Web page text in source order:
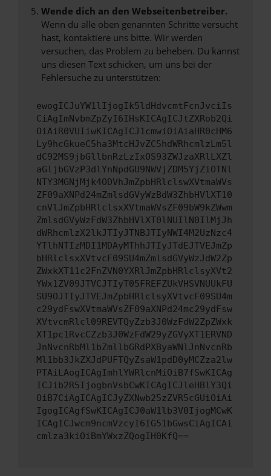
Wende dich an den Webseitenbetreiber.
Wenn du alle oben genannten Schritte versucht
hast, kontaktiere uns bitte. Wir werden
versuchen, das Problem zu beheben. Du kannst
uns diesen Text schicken, um uns bei der
Fehlersuche zu unterstützen:
ewogICJuYW1lIjogIk5ldHdvcmtFcnJvciIs
CiAgImNvbmZpZyI6IHsKICAgICJtZXRob2Qi
OiAiR0VUIiwKICAgICJ1cmwiOiAiaHR0cHM6
Ly9hcGkueC5ha3MtcHJvZC5hdWRhcmlzLm5l
dC92MS9jbGllbnRzLzIxOS93ZWJzaXRlLXZl
aGljbGVzP3dlYnNpdGU9NWVjZDM5YjZiOTNl
NTY3MGNjMjk4ODVhJmZpbHRlclswXVtmaWVs
ZF09aXNPd24mZmlsdGVyWzBdW3ZhbHVlXT10
cnVlJmZpbHRlclsxXVtmaWVsZF09bW9kZWwm
ZmlsdGVyWzFdW3ZhbHVlXT0lNUIlN0IlMjJh
dWRhcmlzX2lkJTIyJTNBJTIyNWI4M2UzNzc4
YTlhNTIzMDI1MDAyMThhJTIyJTdEJTVEJmZp
bHRlclsxXVtvcF09SU4mZmlsdGVyWzJdW2Zp
ZWxkXT11c2FnZVN0YXRlJmZpbHRlclsyXVt2
YWx1ZV09JTVCJTIyT05FREFZUkVHSVNUUkFU
SU9OJTIyJTVEJmZpbHRlclsyXVtvcF09SU4m
c29ydFswXVtmaWVsZF09aXNPd24mc29ydFsw
XVtvcmRlcl09REVTQyZzb3J0WzFdW2ZpZWxk
XT1pc1RvcCZzb3J0WzFdW29yZGVyXT1ERVND
JnNvcnRbMl1bZmllbGRdPXByaWNlJnNvcnRb
Ml1bb3JkZXJdPUFTQyZsaW1pdD0yMCZza2lw
PTAiLAogICAgImhlYWRlcnMiOiB7fSwKICAg
ICJib2R5IjogbnVsbCwKICAgICJleHBlY3Qi
OiB7CiAgICAgICJyZXNwb25zZVR5cGUiOiAi
IgogICAgfSwKICAgICJ0aW1lb3V0IjogMCwK
ICAgICJwcm9ncmVzcyI6IG51bGwsCiAgICAi
cmlza3kiOiBmYWxzZQogIH0KfQ==